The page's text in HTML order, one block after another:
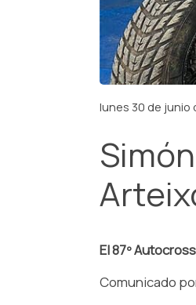
lunes 30 de junio
El 87º
Comunicado